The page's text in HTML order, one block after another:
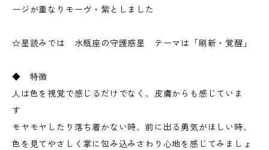
ージが重なりモーヴ・紫としました
☆星読みでは 水瓶座の守護惑星 テーマは「刷新・覚醒」
◆ 特徴
人は色を視覚で感じるだけでなく、皮膚からも感じていま
す
モヤモヤしたり落ち着かない時、前に出る勇気がほしい時、
色を見てやさしく掌に包み込みさわり心地を感じてみましょ